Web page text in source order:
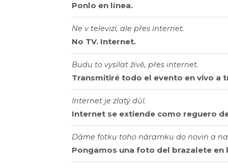
Ponlo en línea.
Ne v televizí, ale přes internet.
No TV. Internet.
Budu to vysílat živě, přes internet.
Transmitiré todo el evento en vivo a
Internet je zlatý důl.
Internet se extiende como reguero
Dáme fotku toho náramku do novin a
Pongamos una foto del brazalete